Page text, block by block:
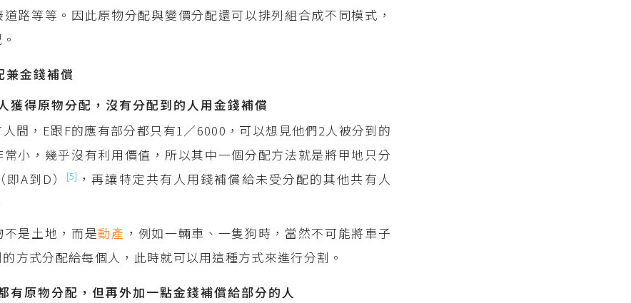
路等等。因此原物分配與變價分配還可以排列組合成不同模式，
兼金錢補償
獲得原物分配，沒有分配到的人用金錢補償
間，E跟F的應有部分都只有1／6000，可以想見他們2人被分到的
常小，幾乎沒有利用價值，所以其中一個分配方法就是將甲地只分
A到D）
[5] ，再讓特定共有人用錢補償給未受分配的其他共有人
是土地，而是動產 ，例如一輛車、一隻狗時，當然不可能將車子
方式分配給每個人，此時就可以用這種方式來進行分割。
有原物分配，但再外加一點金錢補償給部分的人